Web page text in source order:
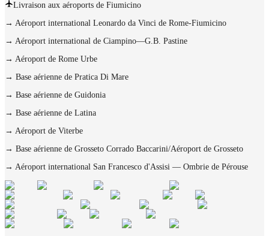
Livraison aux aéroports de Fiumicino
→ Aéroport international Leonardo da Vinci de Rome-Fiumicino
→ Aéroport international de Ciampino—G.B. Pastine
→ Aéroport de Rome Urbe
→ Base aérienne de Pratica Di Mare
→ Base aérienne de Guidonia
→ Base aérienne de Latina
→ Aéroport de Viterbe
→ Base aérienne de Grosseto Corrado Baccarini/Aéroport de Grosseto
→ Aéroport international San Francesco d'Assisi — Ombrie de Pérouse